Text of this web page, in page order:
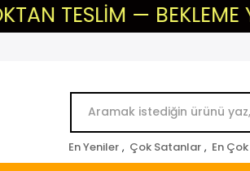
— BEKLEME YOK,
En Yeniler , Çok Satanlar , En